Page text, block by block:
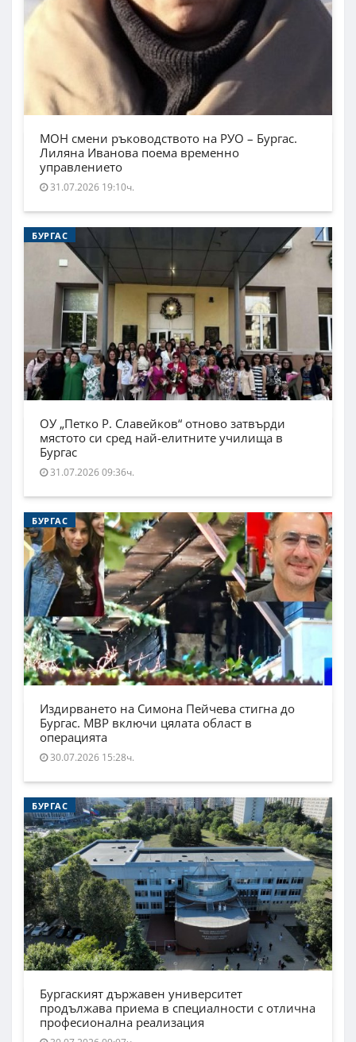
МОН смени ръководството на РУО – Бургас.
Лиляна Иванова поема временно
управлението
31.07.2026 19:10ч.
БУРГАС
ОУ „Петко Р. Славейков“ отново затвърди
мястото си сред най-елитните училища в
Бургас
31.07.2026 09:36ч.
БУРГАС
Издирването на Симона Пейчева стигна до
Бургас. МВР включи цялата област в
операцията
30.07.2026 15:28ч.
БУРГАС
Бургаският държавен университет
продължава приема в специалности с отлична
професионална реализация